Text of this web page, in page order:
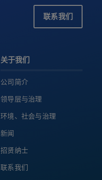
联系我们
关于我们
公司简介
领导层与治理
环境、社会与治理
新闻
招贤纳士
联系我们